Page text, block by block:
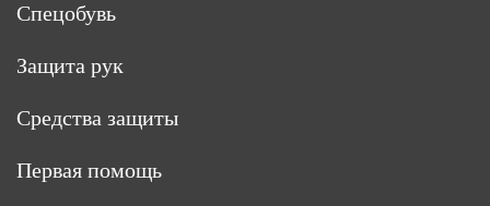
Спецобувь
Защита рук
Средства защиты
Первая помощь